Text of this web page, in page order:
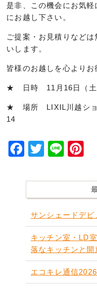
是非、この機会にお気
にお越し下さい。
ご提案・お見積りなど
いします。
皆様のお越しを心よりお
★ 日時 11月16日（
★ 場所 LIXIL川越ショ
14
Facebook
Twitter
Line
サンシェードデビ
キッチン室・LD
落なキッチンと
エコキレ通信